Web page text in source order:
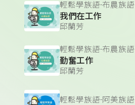
輕鬆學族語-布農族語
我們在工作
邱蘭芳
輕鬆學族語-布農族語
勤奮工作
邱蘭芳
輕鬆學族語-阿美族語